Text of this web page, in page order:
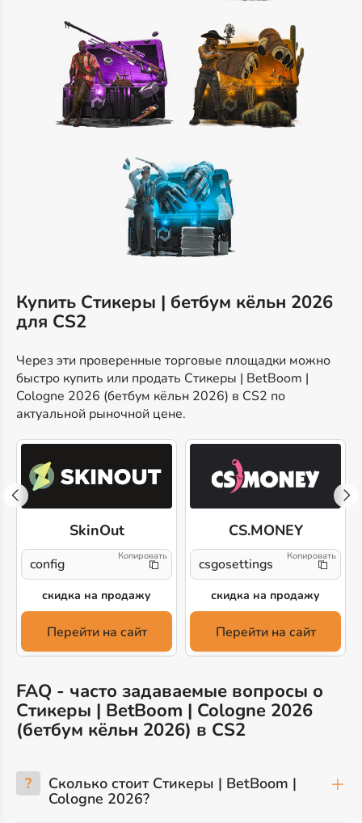
Купить Стикеры | бетбум кёльн 2026
для CS2
Через эти проверенные торговые площадки можно
быстро купить или продать Стикеры | BetBoom |
Cologne 2026 (бетбум кёльн 2026) в CS2 по
актуальной рыночной цене.
SkinOut
config
скидка на продажу
Перейти на сайт
CS.MONEY
csgosettings
скидка на продажу
Перейти на сайт
FAQ - часто задаваемые вопросы о
Стикеры | BetBoom | Cologne 2026
(бетбум кёльн 2026) в CS2
? Сколько стоит Стикеры | BetBoom |
Cologne 2026?